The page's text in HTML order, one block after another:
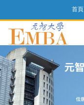
首頁